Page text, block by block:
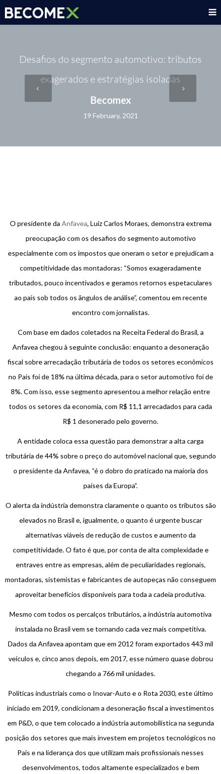
Desafios do segmento automotivo: tributos
exagerados e estratégias isoladas
Becomex
19 February, 2021
O presidente da Anfavea, Luiz Carlos Moraes, demonstra extrema
preocupação com os desafios do segmento automotivo
especialmente com os impostos que oneram o setor e prejudicam a
competitividade das montadoras: “Somos exageradamente
tributados, pouco incentivados e geramos retornos espetaculares
ao país sob todos os ângulos de análise”, comentou em recente
encontro com jornalistas.
Com base em dados coletados na Receita Federal do Brasil, a
Anfavea chegou à seguinte conclusão: enquanto a desoneração
fiscal sobre arrecadação tributária de todos os setores econômicos
no País foi de 18% na última década, para o setor automotivo foi de
8%. Com isso, esse segmento apresentou a melhor relação entre
todos os setores da economia, com R$ 11,1 arrecadados para cada
R$ 1 desonerado pelo governo.
A entidade coloca essa questão para demonstrar a alta carga
tributária de 44% sobre o preço do automóvel nacional que, segundo
o presidente da Anfavea, “é o dobro do praticado na maioria dos
países da Europa”.
O alerta da indústria demonstra claramente o quanto os tributos são
elevados no Brasil e, igualmente, o quanto é urgente buscar
alternativas viáveis de redução de custos e aumento da
competitividade. O fato é que, por conta de alta complexidade e
entraves entre as empresas, além de peculiaridades regionais,
montadoras, sistemistas e fabricantes de autopeças não conseguem
aproveitar benefícios disponíveis para toda a cadeia produtiva.
Mesmo com todos os percalços tributários, a indústria automotiva
instalada no Brasil vem se tornando cada vez mais competitiva.
Dados da Anfavea apontam que em 2012 foram exportados 443 mil
veículos e, cinco anos depois, em 2017, esse número quase dobrou
chegando a 766 mil unidades.
Políticas industriais como o Inovar-Auto e o Rota 2030, este último
iniciado em 2019, condicionam a desoneração fiscal a investimentos
em P&D, o que tem colocado a indústria automobilística na segunda
posição dos setores que mais investem em projetos tecnológicos no
País e na liderança dos que utilizam mais profissionais nesses
desenvolvimentos, todos altamente especializados e bem